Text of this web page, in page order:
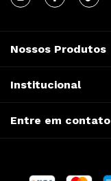
Nossos Produtos
Institucional
Entre em contato